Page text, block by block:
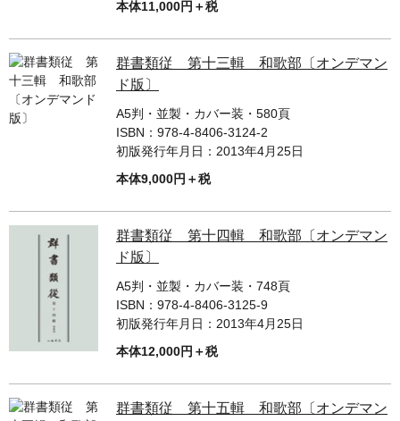
本体11,000円＋税
群書類従 第十三輯 和歌部〔オンデマン
ド版〕
A5判・並製・カバー装・580頁
ISBN： 978-4-8406-3124-2
初版発行年月日： 2013年4月25日
本体9,000円＋税
群書類従 第十四輯 和歌部〔オンデマン
ド版〕
A5判・並製・カバー装・748頁
ISBN： 978-4-8406-3125-9
初版発行年月日： 2013年4月25日
本体12,000円＋税
群書類従 第十五輯 和歌部〔オンデマン